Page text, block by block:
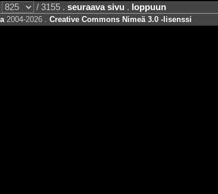
/ 3155 . seuraava sivu . loppuun
2004-2026 . Creative Commons Nimeä 3.0 -lisenssi